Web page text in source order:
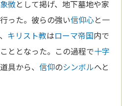
象徴として掲げ、地下墓地や家
った。彼らの強い信仰心と一
キリスト教はローマ帝国内で
ととなった。この過程で十字
具から、信仰のシンボルへと